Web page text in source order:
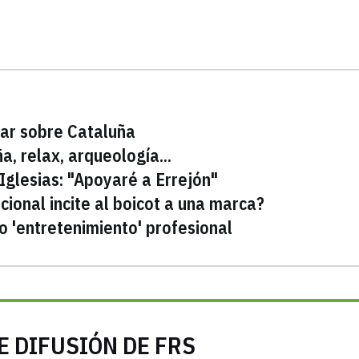
sobre Cataluña
relax, arqueología...
"Apoyaré a Errejón"
incite al boicot a una marca?
'entretenimiento' profesional
DIFUSIÓN DE FRS